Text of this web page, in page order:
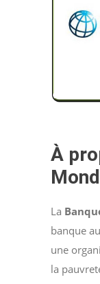
À
La
banque
une
la